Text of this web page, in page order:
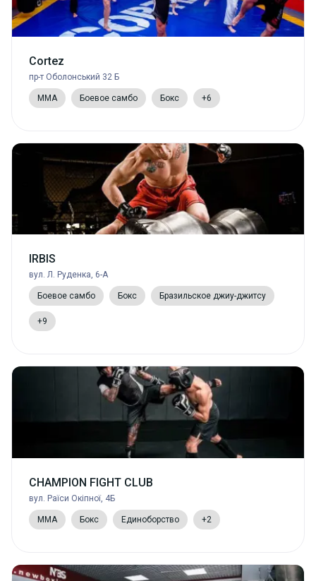
Cortez
пр-т Оболонський 32 Б
MMA Боевое самбо Бокс +6
IRBIS
вул. Л. Руденка, 6-А
Боевое самбо Бокс Бразильское джиу-джитсу
+9
CHAMPION FIGHT CLUB
вул. Раїси Окіпної, 4Б
MMA Бокс Единоборство +2